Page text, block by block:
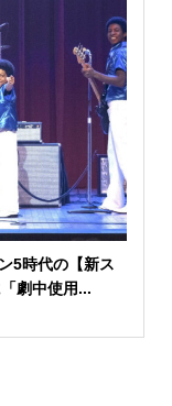
5時代の【新ス
劇中使用...